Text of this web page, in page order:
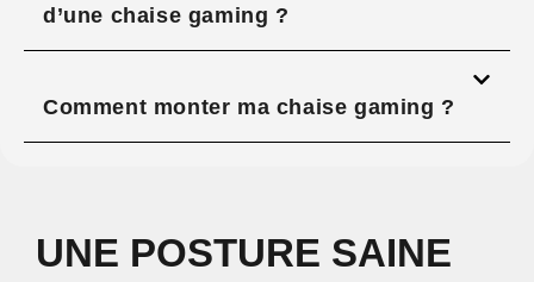
d’une chaise gaming ?
Comment monter ma chaise gaming ?
UNE POSTURE SAINE